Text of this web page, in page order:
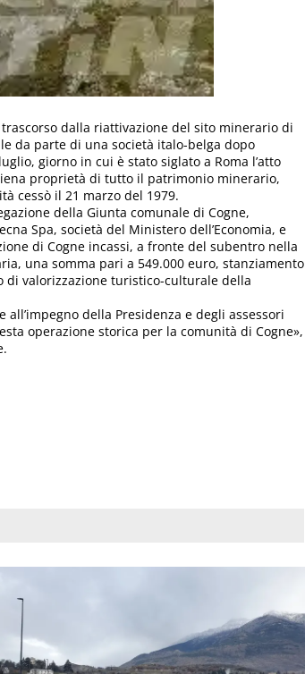
dalla riattivazione del sito minerario di
da parte di una società italo-belga dopo
giorno in cui è stato siglato a Roma l’atto
proprietà di tutto il patrimonio minerario,
cessò il 21 marzo del 1979.
della Giunta comunale di Cogne,
Spa, società del Ministero dell’Economia, e
di Cogne incassi, a fronte del subentro nella
una somma pari a 549.000 euro, stanziamento
di valorizzazione turistico-culturale della
della Presidenza e degli assessori
operazione storica per la comunità di Cogne»,